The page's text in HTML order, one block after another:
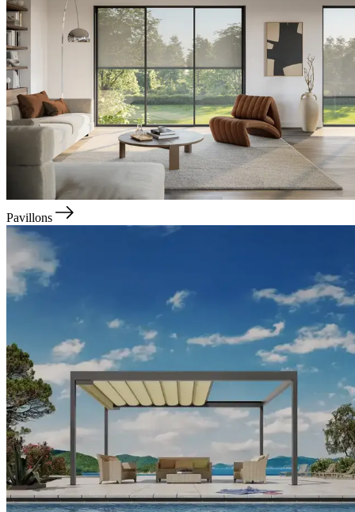
Pavillons